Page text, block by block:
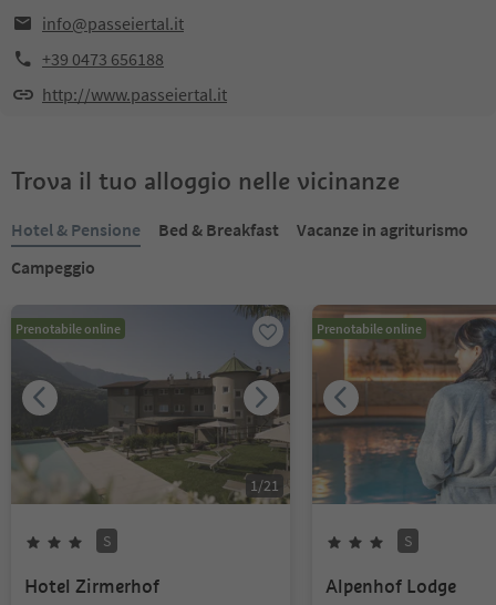
info@passeiertal.it
+39 0473 656188
http://www.passeiertal.it
Trova il tuo alloggio nelle vicinanze
Hotel & Pensione Bed & Breakfast
Vacanze in agriturismo
Campeggio
Prenotabile online
1/21
S
Hotel Zirmerhof
Prenotabile online
S
Alpenhof Lodge